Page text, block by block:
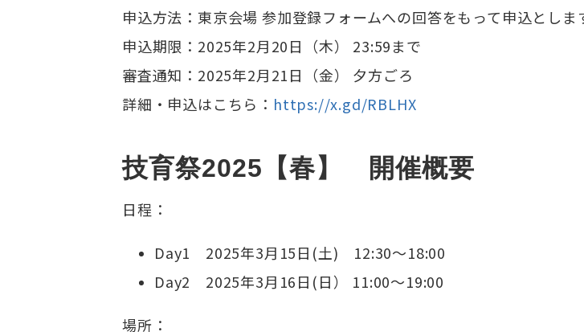
申込方法：東京会場 参加登録フォームへの回答をもって申込としま
申込期限：2025年2月20日（木） 23:59まで
審査通知：2025年2月21日（金） 夕方ごろ
詳細・申込はこちら： https://x.gd/RBLHX
技育祭2025【春】　開催概要
日程：
Day1 2025年3月15日(土) 12:30〜18:00
Day2 2025年3月16日(日） 11:00〜19:00
場所：